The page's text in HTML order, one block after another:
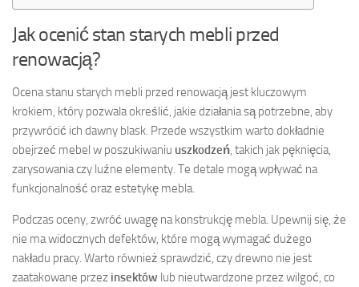
Jak ocenić stan starych mebli przed
renowacją?
Ocena stanu starych mebli przed renowacją jest kluczowym
krokiem, który pozwala określić, jakie działania są potrzebne, aby
przywrócić ich dawny blask. Przede wszystkim warto dokładnie
obejrzeć mebel w poszukiwaniu uszkodzeń, takich jak pęknięcia,
zarysowania czy luźne elementy. Te detale mogą wpływać na
funkcjonalność oraz estetykę mebla.
Podczas oceny, zwróć uwagę na konstrukcję mebla. Upewnij się, że
nie ma widocznych defektów, które mogą wymagać dużego
nakładu pracy. Warto również sprawdzić, czy drewno nie jest
zaatakowane przez insektów lub nieutwardzone przez wilgoć, co